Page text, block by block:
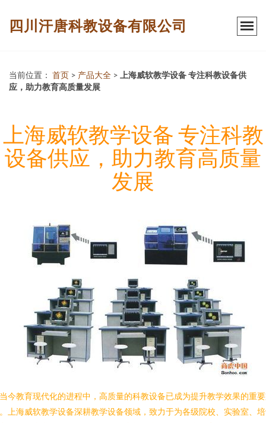
四川汗唐科教设备有限公司
当前位置： 首页 > 产品大全 >
上海威软教学设备 专注科教设备供
应，助力教育高质量发展
上海威软教学设备 专注科教
设备供应，助力教育高质量
发展
今教育现代化的进程中，高质量的科教设备已成为提升教学效果的重
上海威软教学设备深耕教学设备领域，致力于为各级院校、实验室、